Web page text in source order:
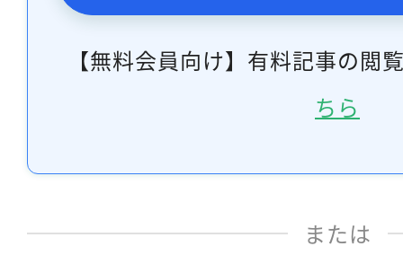
【無料会員向け】有料記事の閲
ちら
または